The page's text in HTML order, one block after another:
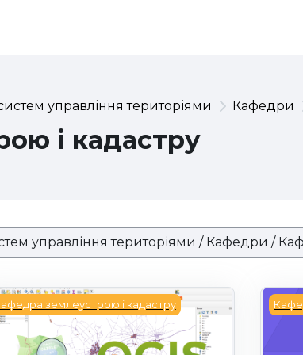
управління територіями Кафедри
і кадастру
з ГІС (вибіркова)
землеустрою і кадастру